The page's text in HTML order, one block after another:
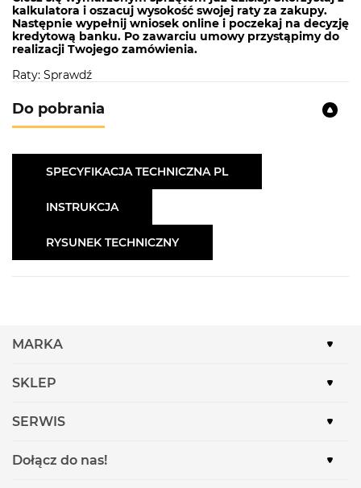
charakterze pochłaniacza, gdzie powietrze jest
oczyszczane, a następnie wydmuchiwane jest z
powrotem do kuchni. Urządzenie ma 3-stopniowy
do Twoich bieżących potrzeb.
Dwa sposoby filtracji
Do podstawowego wyposażenia okapu należą dwa
filtry aluminiowe, które zatrzymują cząsteczki
tłuszczu i oczyszczają Twoją kuchnię z kuchennych
oparów oraz chronią Twoje meble. Filtry węglowe
pochłaniające zapachy należą natomiast do
akcesoriów dodatkowych. (należy dokupić osobno).
SPECYFIKACJA TECHNICZNA
WZORNICTWO
FUNKCJONALNOŚĆ
kalkulatora i oszacuj wysokość swojej raty za zakupy.
Następnie wypełnij wniosek online i poczekaj na decyzję
kredytową banku. Po zawarciu umowy przystąpimy do
realizacji Twojego zamówienia.
Raty: Sprawdź
Do pobrania
SPECYFIKACJA TECHNICZNA PL
INSTRUKCJA
RYSUNEK TECHNICZNY
MARKA
SKLEP
SERWIS
Dołącz do nas!